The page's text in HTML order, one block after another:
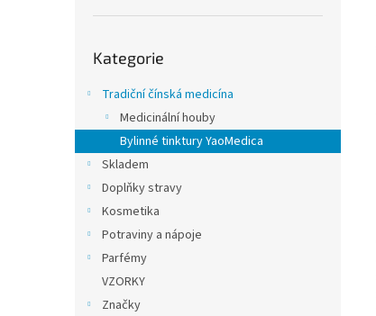
kategorie
Kategorie
Tradiční čínská medicína
Medicinální houby
Bylinné tinktury YaoMedica
Skladem
Doplňky stravy
Kosmetika
Potraviny a nápoje
Parfémy
VZORKY
Značky